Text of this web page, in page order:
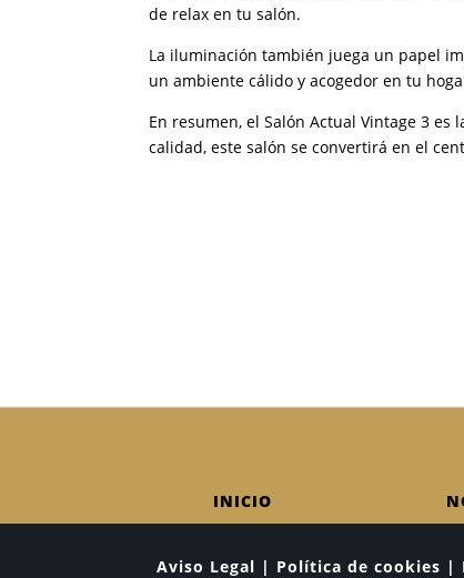
de relax en tu salón.
La iluminación también juega un papel
un ambiente cálido y acogedor en tu
En resumen, el Salón Actual Vintage 3
calidad, este salón se convertirá en el
INICIO
Aviso Legal | Política de cookies |